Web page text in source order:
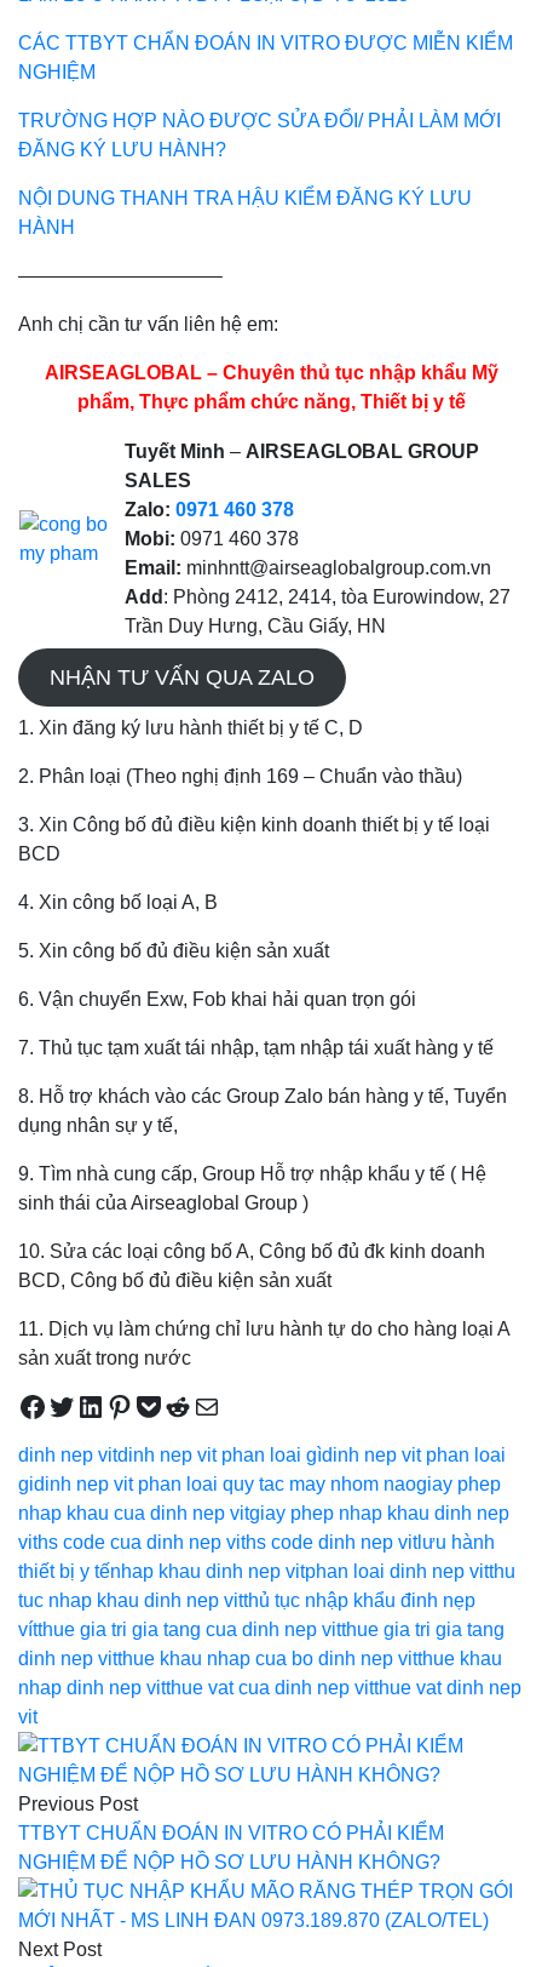
CÁC TTBYT CHẨN ĐOÁN IN VITRO ĐƯỢC MIỄN KIỂM
NGHIỆM
TRƯỜNG HỢP NÀO ĐƯỢC SỬA ĐỔI/ PHẢI LÀM MỚI
ĐĂNG KÝ LƯU HÀNH?
NỘI DUNG THANH TRA HẬU KIỂM ĐĂNG KÝ LƯU
HÀNH
——————————–
Anh chị cần tư vấn liên hệ em:
AIRSEAGLOBAL – Chuyên thủ tục nhập khẩu Mỹ
phẩm, Thực phẩm chức năng, Thiết bị y tế
Tuyết Minh – AIRSEAGLOBAL GROUP
SALES
Zalo: 0971 460 378
Mobi: 0971 460 378
Email: minhntt@airseaglobalgroup.com.vn
Add : Phòng 2412, 2414, tòa Eurowindow, 27
Trần Duy Hưng, Cầu Giấy, HN
NHẬN TƯ VẤN QUA ZALO
1. Xin đăng ký lưu hành thiết bị y tế C, D
2. Phân loại (Theo nghị định 169 – Chuẩn vào thầu)
3. Xin Công bố đủ điều kiện kinh doanh thiết bị y tế loại
BCD
4. Xin công bố loại A, B
5. Xin công bố đủ điều kiện sản xuất
6. Vận chuyển Exw, Fob khai hải quan trọn gói
7. Thủ tục tạm xuất tái nhập, tạm nhập tái xuất hàng y tế
8. Hỗ trợ khách vào các Group Zalo bán hàng y tế, Tuyển
dụng nhân sự y tế,
9. Tìm nhà cung cấp, Group Hỗ trợ nhập khẩu y tế ( Hệ
sinh thái của Airseaglobal Group )
10. Sửa các loại công bố A, Công bố đủ đk kinh doanh
BCD, Công bố đủ điều kiện sản xuất
11. Dịch vụ làm chứng chỉ lưu hành tự do cho hàng loại A
sản xuất trong nước
Share on Facebook
Tweet on Twitter
Share on LinkedIn
Pin on Pinterest
Save to pocket
Share on Reddit
Share via Email
dinh nep vitdinh nep vit phan loai gìdinh nep vit phan loai
gidinh nep vit phan loai quy tac may nhom naogiay phep
nhap khau cua dinh nep vitgiay phep nhap khau dinh nep
viths code cua dinh nep viths code dinh nep vitlưu hành
thiết bị y tếnhap khau dinh nep vitphan loai dinh nep vitthu
tuc nhap khau dinh nep vitthủ tục nhập khẩu đinh nẹp
vítthue gia tri gia tang cua dinh nep vitthue gia tri gia tang
dinh nep vitthue khau nhap cua bo dinh nep vitthue khau
nhap dinh nep vitthue vat cua dinh nep vitthue vat dinh nep
vit
Điều
hướng
bài
viết
Previous Post
TTBYT CHUẨN ĐOÁN IN VITRO CÓ PHẢI KIỂM
NGHIỆM ĐỂ NỘP HỒ SƠ LƯU HÀNH KHÔNG?
Next Post